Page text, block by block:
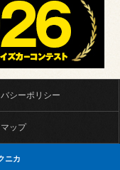
シーポリシー
ップ
ニカ